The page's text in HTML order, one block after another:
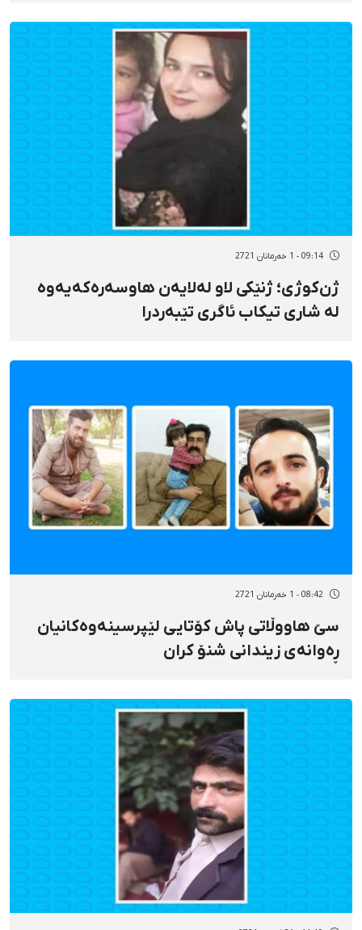
09:14 - 1 خەرمانان 2721
ژن‌کوژی؛ ژنێکی لاو لەلایەن هاوسەرەکەیەوە
لە شاری تیکاب ئاگری تێبەردرا
08:42 - 1 خەرمانان 2721
سێ هاووڵاتی پاش کۆتایی لێپرسینەوەکانیان
ڕەوانەی زیندانی شنۆ کران